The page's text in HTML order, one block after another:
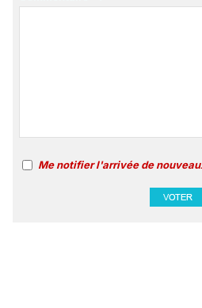
Me notifier l'arrivée de